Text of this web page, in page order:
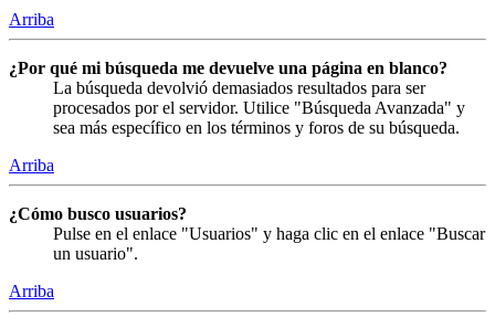
Arriba
¿Por qué mi búsqueda me devuelve una página en blanco?
La búsqueda devolvió demasiados resultados para ser
procesados por el servidor. Utilice "Búsqueda Avanzada" y
sea más específico en los términos y foros de su búsqueda.
Arriba
¿Cómo busco usuarios?
Pulse en el enlace "Usuarios" y haga clic en el enlace "Buscar
un usuario".
Arriba